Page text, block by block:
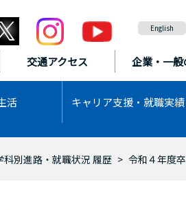
交通アクセス 企業・一
活 キャリア支援・ 就職実績
English
科別進路・就職状況 履歴 令和４年度